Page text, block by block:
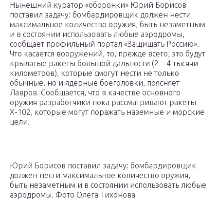
Нынешний куратор «оборонки» Юрий Борисов
поставил задачу: бомбардировщик должен нести
максимальное количество оружия, быть незаметным
и в состоянии использовать любые аэродромы,
сообщает профильный портал «Защищать Россию».
Что касается вооружений, то, прежде всего, это будут
крылатые ракеты большой дальности (2—4 тысячи
километров), которые смогут нести не только
обычные, но и ядерные боеголовки, поясняет
Лавров. Сообщается, что в качестве основного
оружия разработчики пока рассматривают ракеты
Х-102, которые могут поражать наземные и морские
цели.
Юрий Борисов поставил задачу: бомбардировщик
должен нести максимальное количество оружия,
быть незаметным и в состоянии использовать любые
аэродромы. Фото Олега Тихонова